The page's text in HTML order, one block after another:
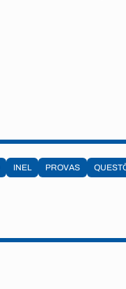
INEL PROVAS